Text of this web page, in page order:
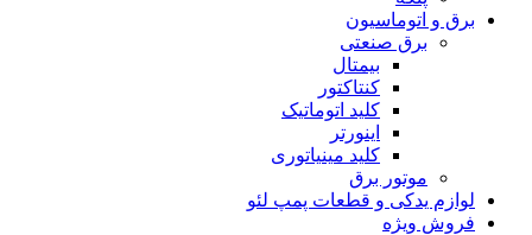
برق و اتوماسیون
برق صنعتی
بیمتال
کنتاکتور
کلید اتوماتیک
اینورتر
کلید مینیاتوری
موتور برق
لوازم یدکی و قطعات پمپ لئو
فروش ویژه